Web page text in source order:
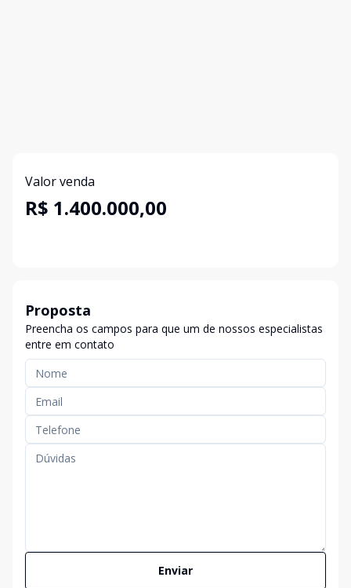
Valor venda
R$ 1.400.000,00
Proposta
Preencha os campos para que um de nossos especialistas
entre em contato
Enviar